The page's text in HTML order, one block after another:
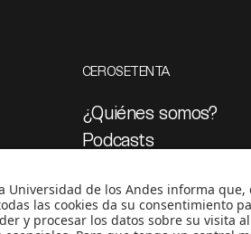
CEROSETENTA
¿Quiénes somos?
Podcasts
Proyectos 070